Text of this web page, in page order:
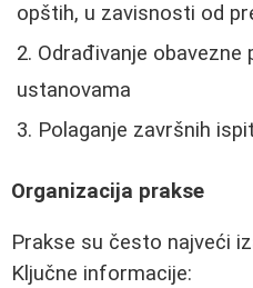
opštih, u zavisnosti od
Odrađivanje obavezne
ustanovama
Polaganje završnih
Organizacija prakse
Prakse su često najveći
Ključne informacije: